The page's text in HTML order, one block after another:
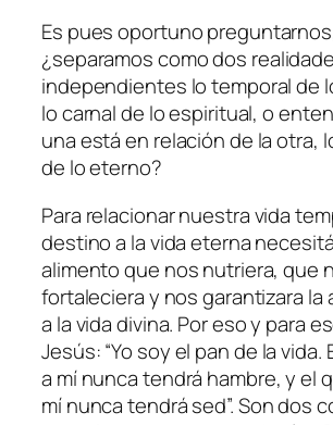
Es pues oportuno
¿separamos como dos
independientes lo temporal de
lo carnal de lo espiritual, o
una está en relación de la otra,
de lo eterno?
Para relacionar nuestra vida
destino a la vida eterna
alimento que nos nutriera, que
fortaleciera y nos garantizara la
a la vida divina. Por eso y para
Jesús: “Yo soy el pan de la vida.
a mí nunca tendrá hambre, y el
mí nunca tendrá sed”. Son dos